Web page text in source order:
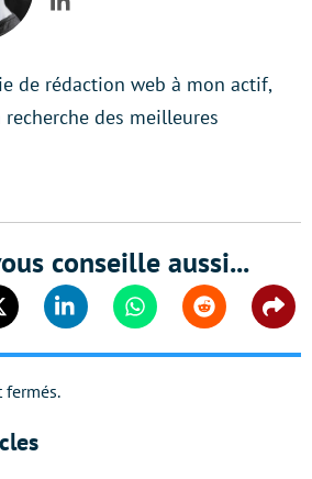
LinkedIn
de rédaction web à mon actif,
recherche des meilleures
conseille aussi...
Linkedin WhatsappReddit
fermés.